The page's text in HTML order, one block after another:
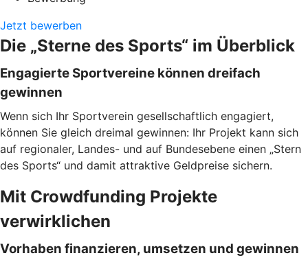
Jetzt bewerben
Die „Sterne des Sports“ im Überblick
Engagierte Sportvereine können dreifach
gewinnen
Wenn sich Ihr Sportverein gesellschaftlich engagiert,
können Sie gleich dreimal gewinnen: Ihr Projekt kann sich
auf regionaler, Landes- und auf Bundesebene einen „Stern
des Sports“ und damit attraktive Geldpreise sichern.
Mit Crowdfunding Projekte
verwirklichen
Vorhaben finanzieren, umsetzen und gewinnen